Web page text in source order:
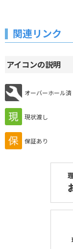
関連リンク
アイコンの説明
オーバーホール済
現状渡し
保証あり